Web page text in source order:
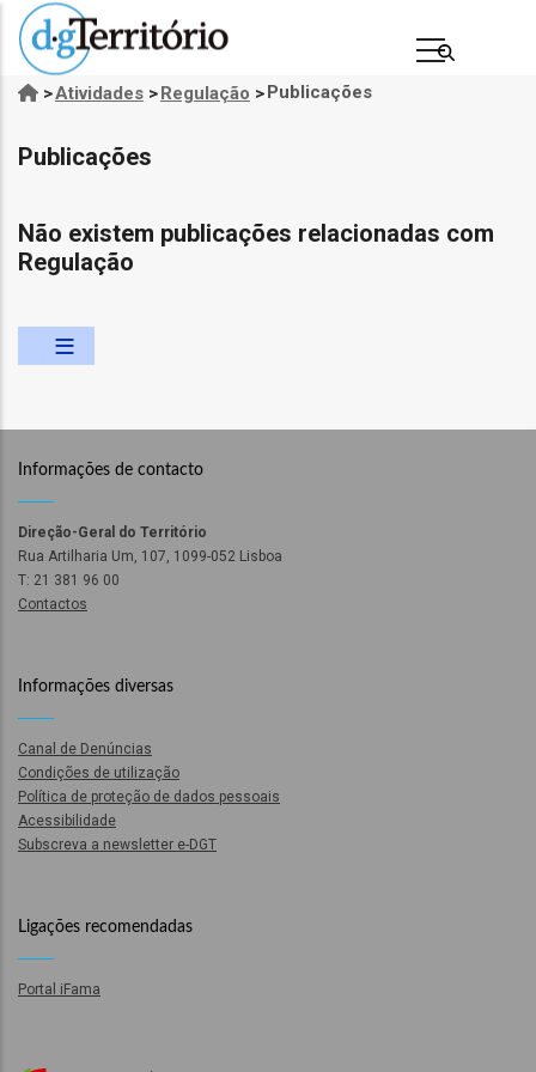
Passar
para
principal
Navegação
estrutural
>Atividades>Regulação >Publicações
Publicações
Não existem publicações relacionadas com
Regulação
Informações de contacto
Direção-Geral do Território
Rua Artilharia Um, 107, 1099-052 Lisboa
T: 21 381 96 00
Contactos
Informações diversas
Canal de Denúncias
Condições de utilização
Política de proteção de dados pessoais
Acessibilidade
Subscreva a newsletter e-DGT
Ligações recomendadas
Portal iFama